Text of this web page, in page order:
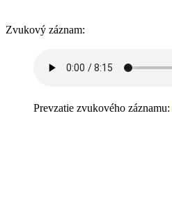
Zvukový záznam:
Prevzatie zvukového záznamu: